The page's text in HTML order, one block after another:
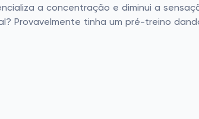
a concentração e diminui a
Provavelmente tinha um pré-treino